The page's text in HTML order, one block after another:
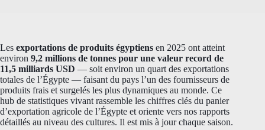
Les exportations de produits égyptiens en 2025 ont atteint
environ 9,2 millions de tonnes pour une valeur record de
11,5 milliards USD — soit environ un quart des exportations
totales de l’Égypte — faisant du pays l’un des fournisseurs de
produits frais et surgelés les plus dynamiques au monde. Ce
hub de statistiques vivant rassemble les chiffres clés du panier
d’exportation agricole de l’Égypte et oriente vers nos rapports
détaillés au niveau des cultures. Il est mis à jour chaque saison.